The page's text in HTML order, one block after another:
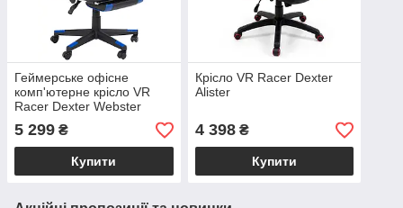
Геймерське офісне
комп'ютерне крісло VR
Racer Dexter Webster
5 299 ₴
Купити
Крісло VR Racer Dexter
Alister
4 398₴
Купити